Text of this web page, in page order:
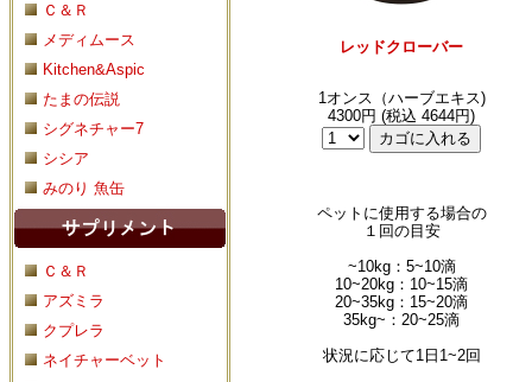
Ｃ＆Ｒ
メディムース
Kitchen&Aspic
たまの伝説
シグネチャー7
シシア
みのり 魚缶
Ｃ＆Ｒ
アズミラ
クプレラ
ネイチャーベット
レッドクローバー
1オンス（ハーブエキス)
4300円 (税込 4644円)
ペットに使用する場合の
１回の目安
~10kg：5~10滴
10~20kg：10~15滴
20~35kg：15~20滴
35kg~：20~25滴
状況に応じて1日1~2回